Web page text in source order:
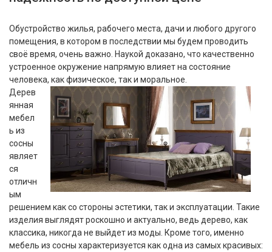
Обустройство жилья, рабочего места, дачи и любого другого
помещения, в котором в последствии мы будем проводить
своё время, очень важно. Наукой доказано, что качественно
устроенное окружение напрямую влияет на состояние
человека, как физическое, так и моральное.
Дерев
янная
мебел
ь из
сосны
являет
ся
отличн
ым
решением как со стороны эстетики, так и эксплуатации. Такие
изделия выглядят роскошно и актуально, ведь дерево, как
классика, никогда не выйдет из моды. Кроме того, именно
мебель из сосны характеризуется как одна из самых красивых: